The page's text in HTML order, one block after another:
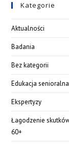
Kategorie
Aktualności
Badania
Bez kategorii
Edukacja
Ekspertyzy
Łagodzenie
60+